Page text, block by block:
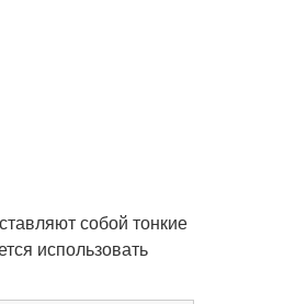
собой тонкие
использовать